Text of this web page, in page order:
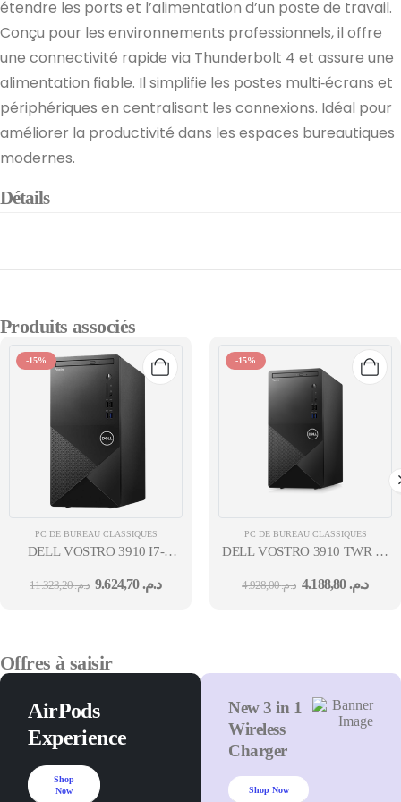
étendre les ports et l’alimentation d’un poste de travail.
Conçu pour les environnements professionnels, il offre
une connectivité rapide via Thunderbolt 4 et assure une
alimentation fiable. Il simplifie les postes multi‑écrans et
périphériques en centralisant les connexions. Idéal pour
améliorer la productivité dans les espaces bureautiques
modernes.
Détails
Produits associés
-15%
PC DE BUREAU CLASSIQUES
DELL VOSTRO 3910 I7-
د.م.11.323,20 د.م.9.624,70
-15%
PC DE BUREAU CLASSIQUES
DELL VOSTRO 3910 TWR I3-
د.م.4.928,00 د.م.4.188,80
Offres à saisir
AirPods
Experience
Shop
Now
New 3 in 1
Wireless
Charger
Shop Now